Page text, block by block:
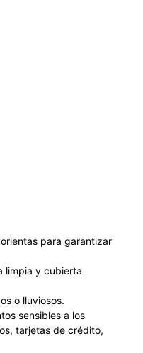
para garantizar
limpia y cubierta
o lluviosos.
sensibles a los
tarjetas de crédito,